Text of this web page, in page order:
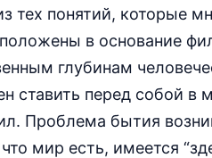
тех понятий, которые
в основание
глубинам
ставить перед собой
Проблема бытия
мир есть, имеется